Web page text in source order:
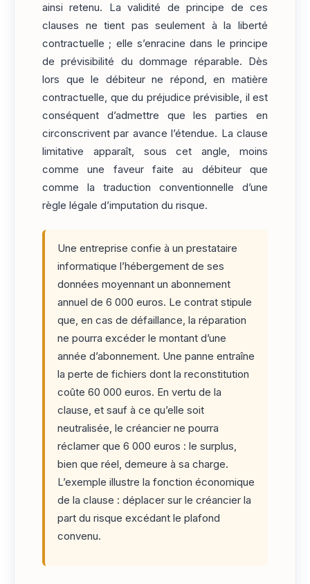
ainsi retenu. La validité de principe de ces
clauses ne tient pas seulement à la liberté
contractuelle ; elle s’enracine dans le principe
de prévisibilité du dommage réparable. Dès
lors que le débiteur ne répond, en matière
contractuelle, que du préjudice prévisible, il est
conséquent d’admettre que les parties en
circonscrivent par avance l’étendue. La clause
limitative apparaît, sous cet angle, moins
comme une faveur faite au débiteur que
comme la traduction conventionnelle d’une
règle légale d’imputation du risque.
Une entreprise confie à un prestataire
informatique l’hébergement de ses
données moyennant un abonnement
annuel de 6 000 euros. Le contrat stipule
que, en cas de défaillance, la réparation
ne pourra excéder le montant d’une
année d’abonnement. Une panne entraîne
la perte de fichiers dont la reconstitution
coûte 60 000 euros. En vertu de la
clause, et sauf à ce qu’elle soit
neutralisée, le créancier ne pourra
réclamer que 6 000 euros : le surplus,
bien que réel, demeure à sa charge.
L’exemple illustre la fonction économique
de la clause : déplacer sur le créancier la
part du risque excédant le plafond
convenu.